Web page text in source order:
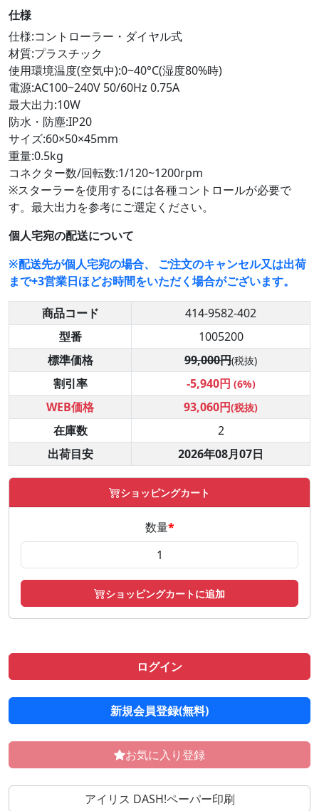
仕様
仕様:コントローラー・ダイヤル式
材質:プラスチック
使用環境温度(空気中):0~40°C(湿度80%時)
電源:AC100~240V 50/60Hz 0.75A
最大出力:10W
防水・防塵:IP20
サイズ:60×50×45mm
重量:0.5kg
コネクター数/回転数:1/120~1200rpm
※スターラーを使用するには各種コントロールが必要で
す。最大出力を参考にご選定ください。
個人宅宛の配送について
※配送先が個人宅宛の場合、 ご注文のキャンセル又は出荷
まで+3営業日ほどお時間をいただく場合がございます。
商品コード
414-9582-402
型番
1005200
標準価格
99,000円(税抜)
割引率 -5,940円 (6%)
WEB価格 93,060円(税抜)
在庫数
2
出荷目安
2026年08月07日
ショッピングカート
数量*
ショッピングカートに追加
ログイン
新規会員登録(無料)
お気に入り登録
アイリス DASH!ペーパー印刷